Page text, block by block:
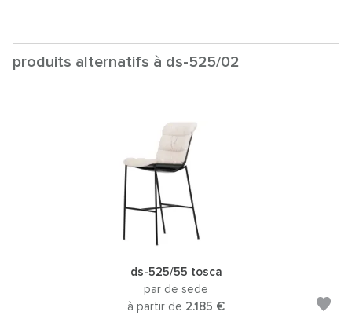
produits alternatifs à ds-525/02
ds-525/55 tosca
par de sede
à partir de 2.185 €